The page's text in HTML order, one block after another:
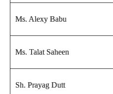
Ms. Alexy Babu
Ms. Talat Saheen
Sh. Prayag Dutt